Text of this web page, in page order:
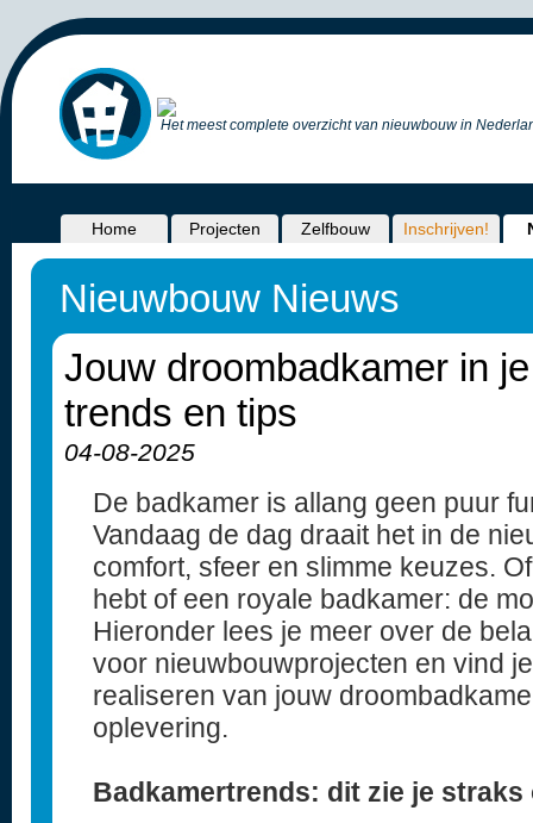
Het meest complete overzicht van nieuwbouw in
Home Projecten Zelfbouw Inschrijven!
Nieuwbouw Nieuws
Jouw droombadkamer in
trends en tips
04-08-2025
De badkamer is allang geen puur
Vandaag de dag draait het in de
comfort, sfeer en slimme keuzes.
hebt of een royale badkamer: de
Hieronder lees je meer over de
voor nieuwbouwprojecten en vind
realiseren van jouw
oplevering.
Badkamertrends: dit zie je straks